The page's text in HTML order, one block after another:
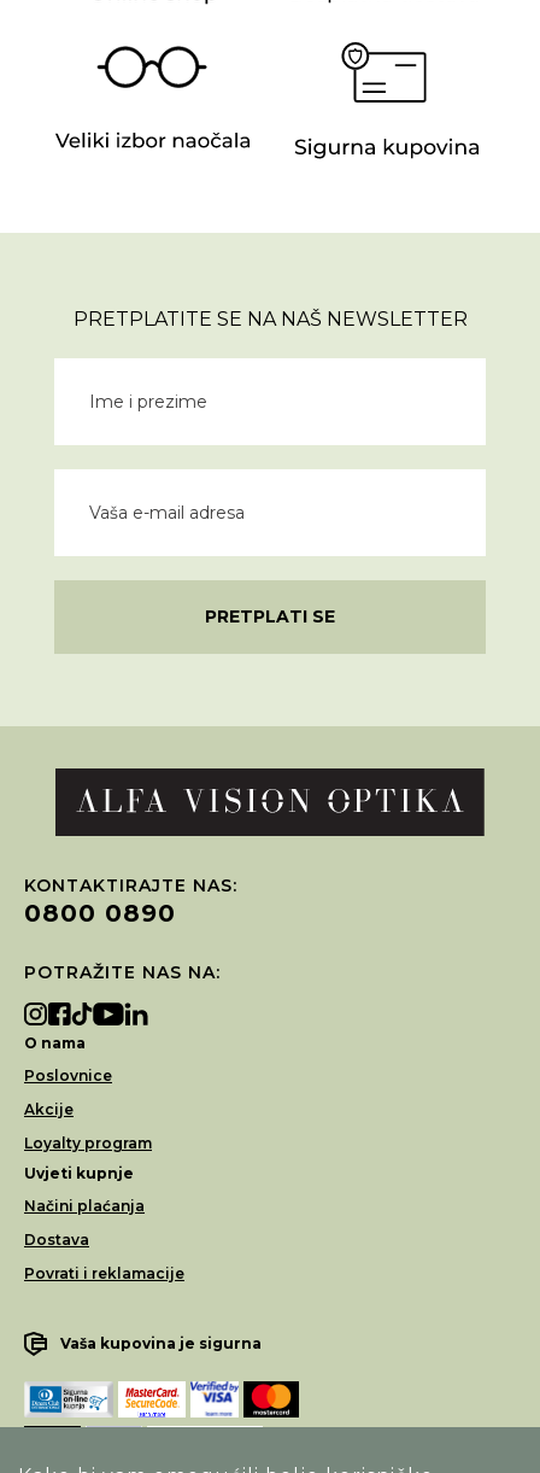
PRETPLATITE SE NA NAŠ NEWSLETTER
PRETPLATI SE
KONTAKTIRAJTE NAS:
0800 0890
POTRAŽITE NAS NA:
O nama
Poslovnice
Akcije
Loyalty program
Uvjeti kupnje
Načini plaćanja
Dostava
Povrati i reklamacije
Vaša kupovina je sigurna